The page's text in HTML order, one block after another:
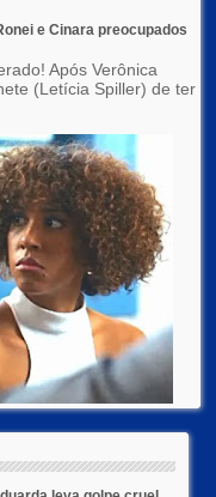
e Cinara preocupados
Após Verônica
(Letícia Spiller) de ter